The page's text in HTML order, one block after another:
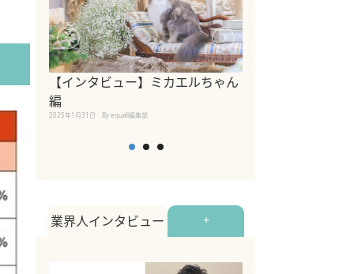
【インタビュー】ミカエルちゃん
編
2025年1月31日 By equall編集部
業界人インタビュー +